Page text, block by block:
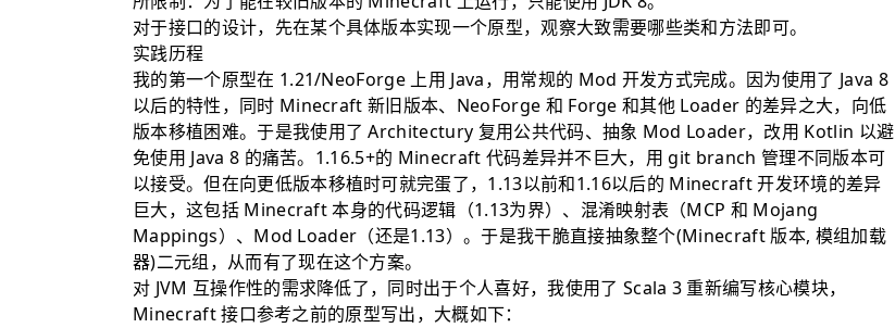
对于接口的设计，先在某个具体版本实现一个原型，观察大致需要哪些类和方法即可。
实践历程
我的第一个原型在 1.21/NeoForge 上用 Java，用常规的 Mod 开发方式完成。因为使用了 Java 8
以后的特性，同时 Minecraft 新旧版本、NeoForge 和 Forge 和其他 Loader 的差异之大，向低
版本移植困难。于是我使用了 Architectury 复用公共代码、抽象 Mod Loader，改用 Kotlin 以避
免使用 Java 8 的痛苦。1.16.5+的 Minecraft 代码差异并不巨大，用 git branch 管理不同版本可
以接受。但在向更低版本移植时可就完蛋了，1.13以前和1.16以后的 Minecraft 开发环境的差异
巨大，这包括 Minecraft 本身的代码逻辑（1.13为界）、混淆映射表（MCP 和 Mojang
Mappings）、Mod Loader（还是1.13）。于是我干脆直接抽象整个(Minecraft 版本, 模组加载
器)二元组，从而有了现在这个方案。
对 JVM 互操作性的需求降低了，同时出于个人喜好，我使用了 Scala 3 重新编写核心模块，
Minecraft 接口参考之前的原型写出，大概如下：